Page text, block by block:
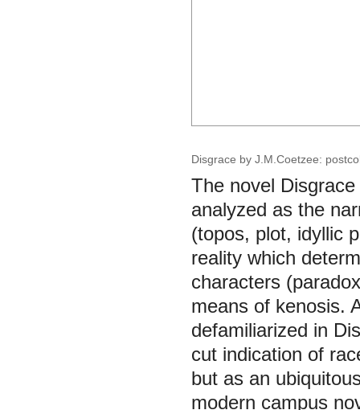
Disgrace by J.M.Coetzee:
The novel
analyzed as the
(topos, plot, idyllic
reality which
characters
means of kenosis.
defamiliarized in
cut indication of
but as an
modern campus